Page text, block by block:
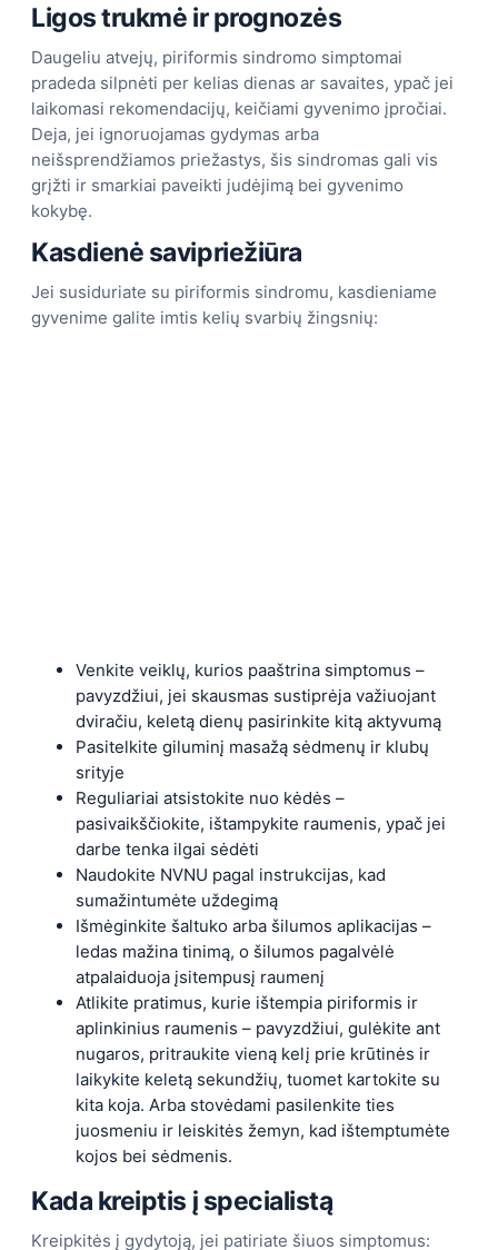
Ligos trukmė ir prognozės
Daugeliu atvejų, piriformis sindromo simptomai
pradeda silpnėti per kelias dienas ar savaites, ypač jei
laikomasi rekomendacijų, keičiami gyvenimo įpročiai.
Deja, jei ignoruojamas gydymas arba
neišsprendžiamos priežastys, šis sindromas gali vis
grįžti ir smarkiai paveikti judėjimą bei gyvenimo
kokybę.
Kasdienė savipriežiūra
Jei susiduriate su piriformis sindromu, kasdieniame
gyvenime galite imtis kelių svarbių žingsnių:
Venkite veiklų, kurios paaštrina simptomus –
pavyzdžiui, jei skausmas sustiprėja važiuojant
dviračiu, keletą dienų pasirinkite kitą aktyvumą
Pasitelkite giluminį masažą sėdmenų ir klubų
srityje
Reguliariai atsistokite nuo kėdės –
pasivaikščiokite, ištampykite raumenis, ypač jei
darbe tenka ilgai sėdėti
Naudokite NVNU pagal instrukcijas, kad
sumažintumėte uždegimą
Išmėginkite šaltuko arba šilumos aplikacijas –
ledas mažina tinimą, o šilumos pagalvėlė
atpalaiduoja įsitempusį raumenį
Atlikite pratimus, kurie ištempia piriformis ir
aplinkinius raumenis – pavyzdžiui, gulėkite ant
nugaros, pritraukite vieną kelį prie krūtinės ir
laikykite keletą sekundžių, tuomet kartokite su
kita koja. Arba stovėdami pasilenkite ties
juosmeniu ir leiskitės žemyn, kad ištemptumėte
kojos bei sėdmenis.
Kada kreiptis į specialistą
Kreipkitės į gydytoją, jei patiriate šiuos simptomus: